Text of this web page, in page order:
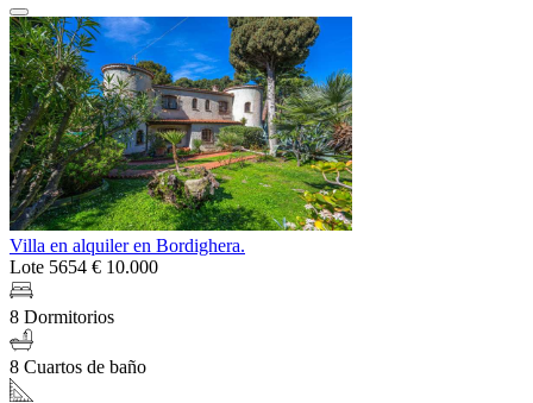
Villa en alquiler en Bordighera.
Lote 5654 € 10.000
8 Dormitorios
8 Cuartos de baño